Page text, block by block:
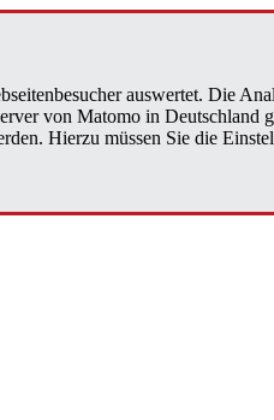
auswertet. Die
von Matomo in Deutschland
Hierzu müssen Sie die